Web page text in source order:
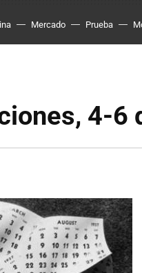
Mercado Prueba
4-6